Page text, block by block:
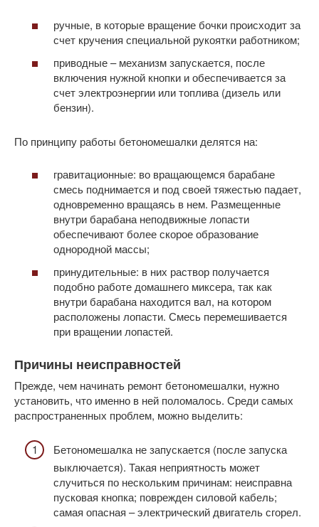
ручные, в которые вращение бочки происходит за
счет кручения специальной рукоятки работником;
приводные – механизм запускается, после
включения нужной кнопки и обеспечивается за
счет электроэнергии или топлива (дизель или
бензин).
По принципу работы бетономешалки делятся на:
гравитационные: во вращающемся барабане
смесь поднимается и под своей тяжестью падает,
одновременно вращаясь в нем. Размещенные
внутри барабана неподвижные лопасти
обеспечивают более скорое образование
однородной массы;
принудительные: в них раствор получается
подобно работе домашнего миксера, так как
внутри барабана находится вал, на котором
расположены лопасти. Смесь перемешивается
при вращении лопастей.
Причины неисправностей
Прежде, чем начинать ремонт бетономешалки, нужно
установить, что именно в ней поломалось. Среди самых
распространенных проблем, можно выделить:
Бетономешалка не запускается (после запуска
выключается). Такая неприятность может
случиться по нескольким причинам: неисправна
пусковая кнопка; поврежден силовой кабель;
самая опасная – электрический двигатель сгорел.